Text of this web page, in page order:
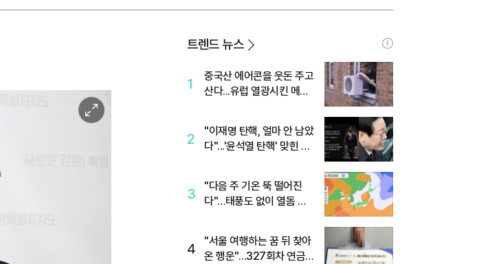
트
트
이
미
트렌드 뉴스
1
중국산 에어콘을 웃돈 주고
산다...유럽 열광시킨 메이
2
"이재명 탄핵, 얼마 안 남았
다"...'윤석열 탄핵' 맞힌 무
3
"다음 주 기온 뚝 떨어진
다"…태풍도 없이 열돔 박
4
"서울 여행하는 꿈 뒤 찾아
온 행운"…327회차 연금